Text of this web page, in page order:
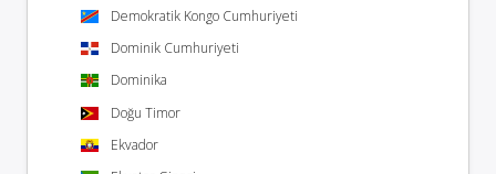
Demokratik Kongo Cumhuriyeti
Dominik Cumhuriyeti
Dominika
Doğu Timor
Ekvador